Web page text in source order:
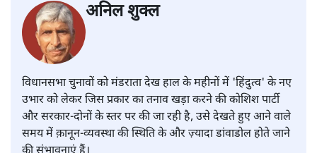
अनिल शुक्ल
विधानसभा चुनावों को मंडराता देख हाल के महीनों में 'हिंदुत्व' के नए
उभार को लेकर जिस प्रकार का तनाव खड़ा करने की कोशिश पार्टी
और सरकार-दोनों के स्तर पर की जा रही है, उसे देखते हुए आने वाले
समय में क़ानून-व्यवस्था की स्थिति के और ज़्यादा डांवाडोल होते जाने